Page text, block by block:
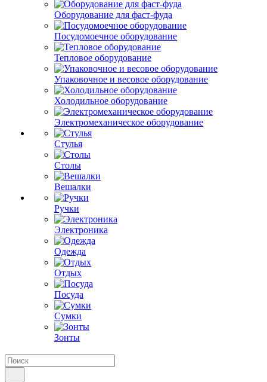
Оборудование для фаст-фуда
Посудомоечное оборудование
Тепловое оборудование
Упаковочное и весовое оборудование
Холодильное оборудование
Электромеханическое оборудование
Стулья
Столы
Вешалки
Ручки
Электроника
Одежда
Отдых
Посуда
Сумки
Зонты